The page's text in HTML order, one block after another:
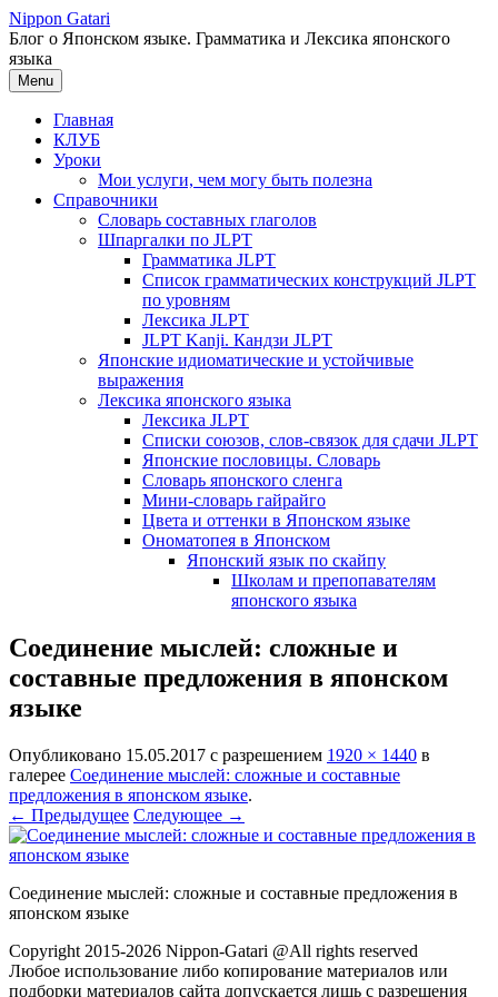
Перейти
к
содержимому
Nippon Gatari
Блог о Японском языке. Грамматика и Лексика японского
языка
Menu
Главная
КЛУБ
Уроки
Мои услуги, чем могу быть полезна
Справочники
Словарь составных глаголов
Шпаргалки по JLPT
Грамматика JLPT
Список грамматических конструкций JLPT
по уровням
Лексика JLPT
JLPT Kanji. Кандзи JLPT
Японские идиоматические и устойчивые
выражения
Лексика японского языка
Лексика JLPT
Списки союзов, слов-связок для сдачи JLPT
Японские пословицы. Словарь
Словарь японского сленга
Мини-словарь гайрайго
Цвета и оттенки в Японском языке
Ономатопея в Японском
Японский язык по скайпу
Школам и препопавателям
японского языка
Соединение мыслей: сложные и
составные предложения в японском
языке
Опубликовано 15.05.2017 с разрешением 1920 × 1440 в
галерее Соединение мыслей: сложные и составные
предложения в японском языке.
← Предыдущее Следующее →
Соединение мыслей: сложные и составные предложения в
японском языке
Copyright 2015-2026 Nippon-Gatari @All rights reserved
Любое использование либо копирование материалов или
подборки материалов сайта допускается лишь с разрешения